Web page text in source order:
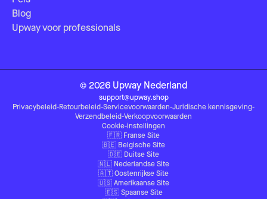
Blog
Upway voor professionals
© 2026 Upway Nederland
support@upway.shop
Privacybeleid-Retourbeleid-Servicevoorwaarden-Juridische kennisgeving-
Verzendbeleid-Verkoopvoorwaarden
Cookie-instellingen
🇫🇷 Franse Site
🇧🇪 Belgische Site
🇩🇪 Duitse Site
🇳🇱 Nederlandse Site
🇦🇹 Oostenrijkse Site
🇺🇸 Amerikaanse Site
🇪🇸 Spaanse Site